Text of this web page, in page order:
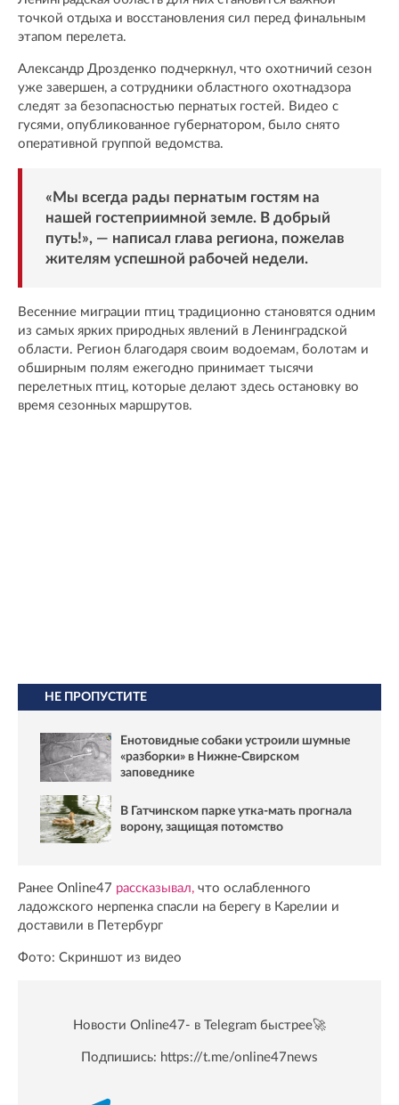
точкой отдыха и восстановления сил перед финальным
этапом перелета.
Александр Дрозденко подчеркнул, что охотничий сезон
уже завершен, а сотрудники областного охотнадзора
следят за безопасностью пернатых гостей. Видео с
гусями, опубликованное губернатором, было снято
оперативной группой ведомства.
«Мы всегда рады пернатым гостям на
нашей гостеприимной земле. В добрый
путь!», — написал глава региона, пожелав
жителям успешной рабочей недели.
Весенние миграции птиц традиционно становятся одним
из самых ярких природных явлений в Ленинградской
области. Регион благодаря своим водоемам, болотам и
обширным полям ежегодно принимает тысячи
перелетных птиц, которые делают здесь остановку во
время сезонных маршрутов.
НЕ ПРОПУСТИТЕ
Енотовидные собаки устроили шумные
«разборки» в Нижне-Свирском
заповеднике
В Гатчинском парке утка-мать прогнала
ворону, защищая потомство
Ранее Online47 рассказывал, что ослабленного
ладожского нерпенка спасли на берегу в Карелии и
доставили в Петербург
Фото: Скриншот из видео
Новости Online47- в Telegram быстрее🚀
Подпишись: https://t.me/online47news